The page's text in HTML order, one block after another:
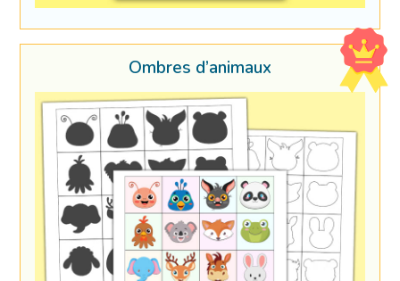
Ombres d’animaux